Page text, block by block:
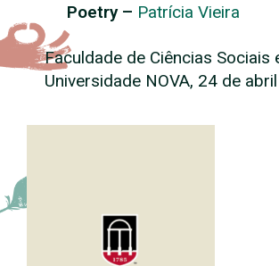
Poetry – Patrícia Vieira
Faculdade de Ciências Sociais
Universidade NOVA, 24 de